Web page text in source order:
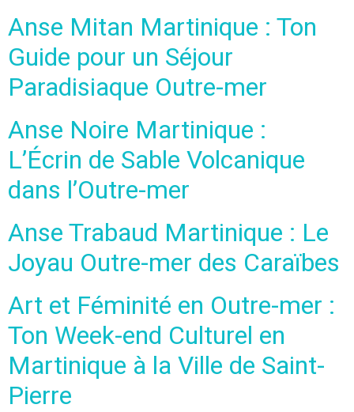
Anse Mitan Martinique : Ton
Guide pour un Séjour
Paradisiaque Outre-mer
Anse Noire Martinique :
L’Écrin de Sable Volcanique
dans l’Outre-mer
Anse Trabaud Martinique : Le
Joyau Outre-mer des Caraïbes
Art et Féminité en Outre-mer :
Ton Week-end Culturel en
Martinique à la Ville de Saint-
Pierre